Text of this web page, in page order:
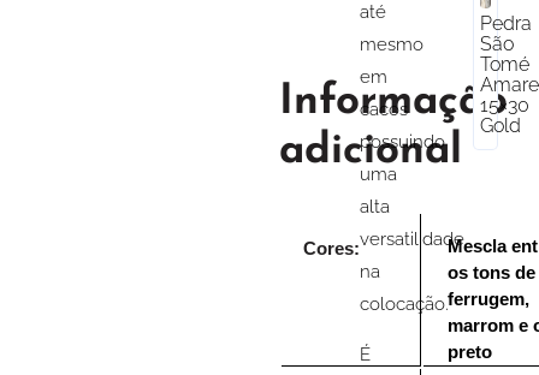
Informação
adicional
Cores:
Mescla
os tons de
ferrugem,
marrom e
preto
até
mesmo
em
cacos
possuindo
uma
alta
versatilidade
na
colocação.
É
Pedra
São
Tomé
15×30
Gold